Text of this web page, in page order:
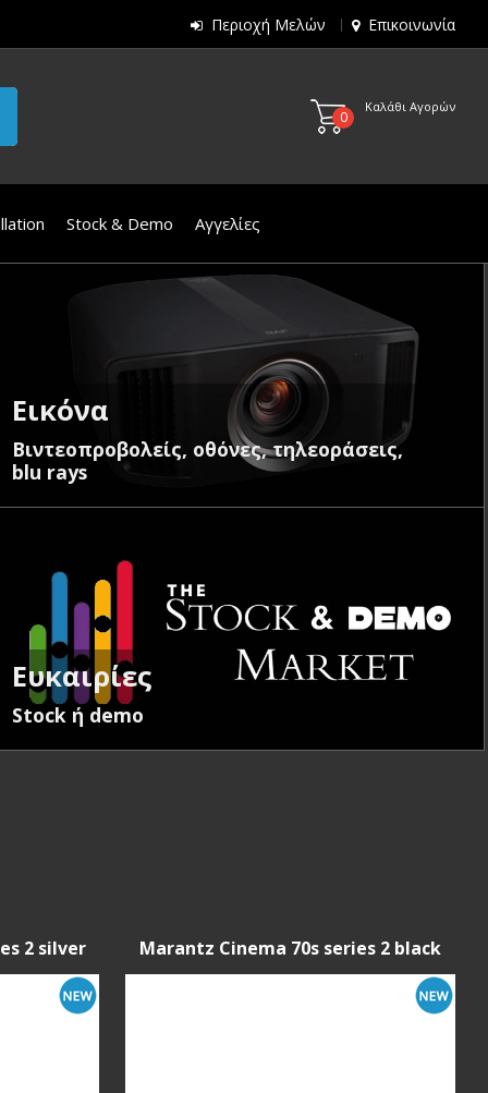
Περιοχή Μελών Επικοινωνία
0
Καλάθι Αγορών
Stock & Demo Αγγελίες
Εικόνα
Βιντεοπροβολείς, οθόνες, τηλεοράσεις,
blu rays
Ευκαιρίες
Stock ή demo
2 silver Marantz Cinema 70s series 2 black